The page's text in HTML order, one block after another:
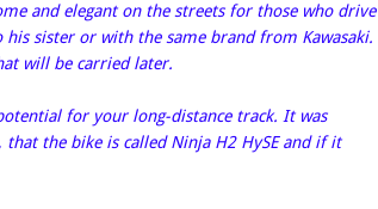
and elegant on the streets for those who drive
sister or with the same brand from Kawasaki.
will be carried later.
for your long-distance track. It was
the bike is called Ninja H2 HySE and if it